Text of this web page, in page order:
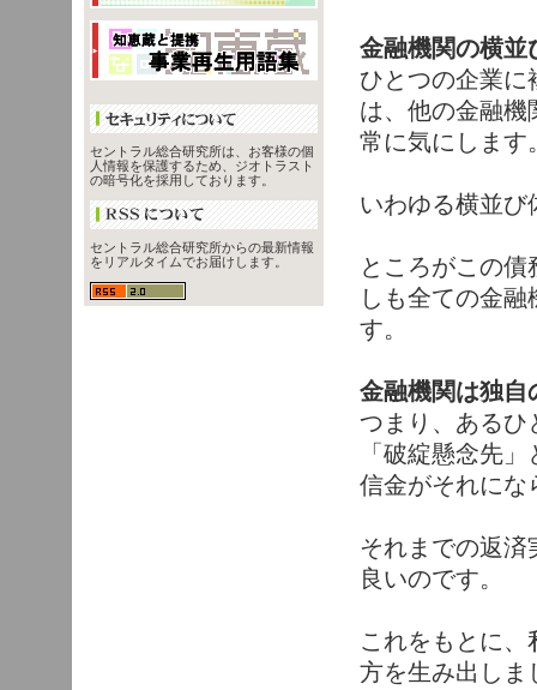
金融機関の横並
ひとつの企業に
は、他の金融機
常に気にします
いわゆる横並び
ところがこの
しも全ての金
す。
金融機関は独自
つまり、あるひ
「破綻懸念先
信金がそれにな
それまでの返済
良いのです。
これをもとに
方を生み出しま
セントラル総合研究所は、お客様の個
人情報を保護するため、ジオトラスト
の暗号化を採用しております。
セントラル総合研究所からの最新情報
をリアルタイムでお届けします。